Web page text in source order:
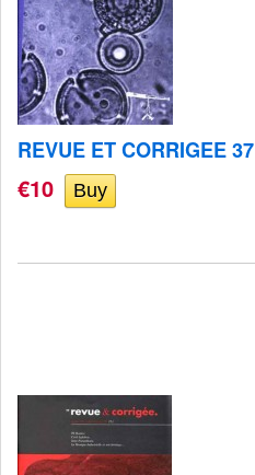
REVUE ET CORRIGEE 37
€10